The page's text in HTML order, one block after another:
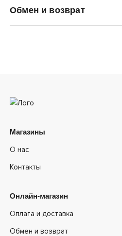
Обмен и возврат
Магазины
О нас
Контакты
Онлайн-магазин
Оплата и доставка
Обмен и возврат